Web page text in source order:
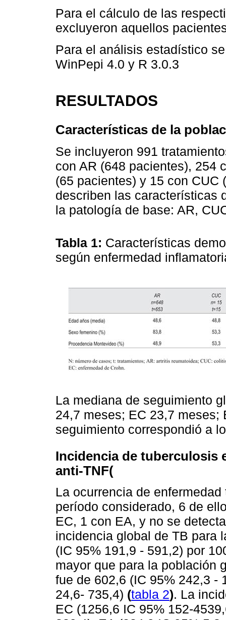
Para el cálculo de las
excluyeron aquellos
Para el análisis estadístico
WinPepi 4.0 y R 3.0.3
RESULTADOS
Características de la
Se incluyeron 991
con AR (648 pacientes), 254
(65 pacientes) y 15 con
describen las características
la patología de base: AR,
Tabla 1: Características
según enfermedad
La mediana de seguimiento
24,7 meses; EC 23,7 meses;
seguimiento correspondió a
Incidencia de tuberculosis
anti-TNF(
La ocurrencia de
período considerado, 6 de
EC, 1 con EA, y no se
incidencia global de TB para
(IC 95% 191,9 - 591,2) por
mayor que para la población
fue de 602,6 (IC 95% 242,3 -
24,6- 735,4) (tabla 2). La
EC (1256,6 IC 95% 152-